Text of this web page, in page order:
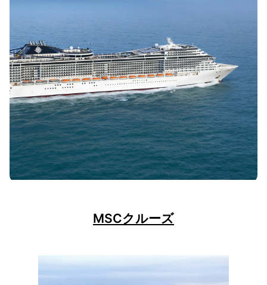
MSCクルーズ